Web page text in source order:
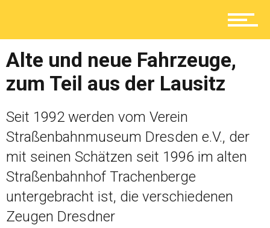
Kolumne
Alte und neue Fahrzeuge,
zum Teil aus der Lausitz
Seit 1992 werden vom Verein
Straßenbahnmuseum Dresden e.V., der
mit seinen Schätzen seit 1996 im alten
Straßenbahnhof Trachenberge
untergebracht ist, die verschiedenen
Zeugen Dresdner